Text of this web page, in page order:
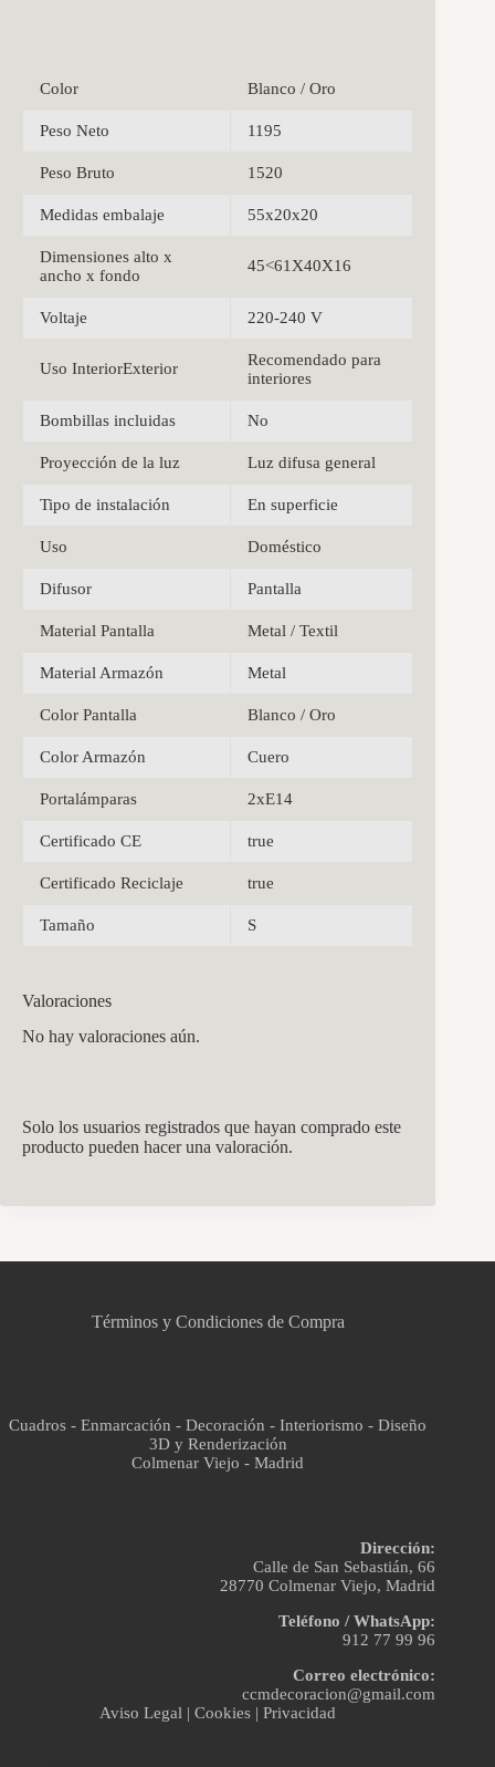
Color Blanco / Oro
Peso Neto 1195
Peso Bruto 1520
Medidas embalaje 55x20x20
Dimensiones alto x
ancho x fondo
45<61X40X16
Voltaje 220-240 V
Uso InteriorExterior
Recomendado para
interiores
Bombillas incluidas No
Proyección de la luz Luz difusa general
Tipo de instalación En superficie
Uso Doméstico
Difusor Pantalla
Material Pantalla Metal / Textil
Material Armazón Metal
Color Pantalla Blanco / Oro
Color Armazón Cuero
Portalámparas 2xE14
Certificado CE true
Certificado Reciclaje true
Tamaño S
Valoraciones
No hay valoraciones aún.
Solo los usuarios registrados que hayan comprado este
producto pueden hacer una valoración.
Términos y Condiciones de Compra
Cuadros - Enmarcación - Decoración - Interiorismo - Diseño
3D y Renderización
Colmenar Viejo - Madrid
Dirección:
Calle de San Sebastián, 66
28770 Colmenar Viejo, Madrid
Teléfono / WhatsApp:
912 77 99 96
Correo electrónico:
ccmdecoracion@gmail.com
Aviso Legal |Cookies |Privacidad
Asistente virtual · En línea